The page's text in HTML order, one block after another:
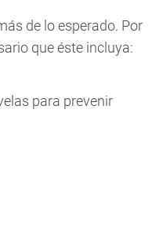
de lo esperado. Por
que éste incluya:
para prevenir